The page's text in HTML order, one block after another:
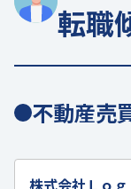
転職
不動産売
株式会社Ｌｏ